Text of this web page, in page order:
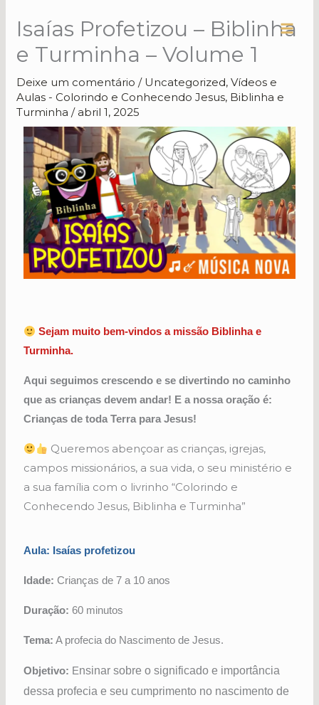
conteúdo
Isaías Profetizou – Biblinha
e Turminha – Volume 1
Deixe um comentário / Uncategorized,Vídeos e
Aulas - Colorindo e Conhecendo Jesus, Biblinha e
Turminha / abril 1, 2025
Sejam muito bem-vindos amissão Biblinha e
Turminha.
Aqui seguimos crescendo e se divertindo no caminho
que as crianças devem andar! E a nossa oração é:
Crianças de toda Terra para Jesus!
Queremos abençoar as crianças, igrejas,
campos missionários, a sua vida, o seu ministério e
a sua família com o livrinho “Colorindo e
Conhecendo Jesus, Biblinha e Turminha”
Aula: Isaías profetizou
Idade: Crianças de 7 a 10 anos
Duração: 60 minutos
Tema: A profecia do Nascimento de Jesus.
Objetivo: Ensinar sobre o significado e importância
dessa profecia e seu cumprimento no nascimento de